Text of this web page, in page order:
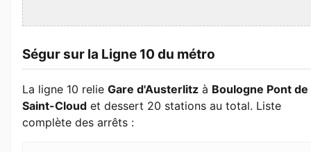
Ségur sur la Ligne 10 du métro
La ligne 10 relie Gare d'Austerlitz à Boulogne Pont de
Saint-Cloud et dessert 20 stations au total. Liste
complète des arrêts :